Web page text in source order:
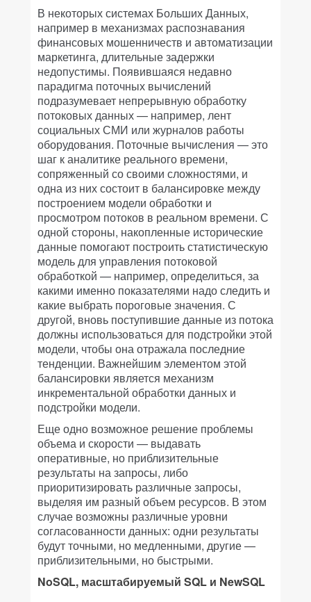
В некоторых системах Больших Данных,
например в механизмах распознавания
финансовых мошенничеств и автоматизации
маркетинга, длительные задержки
недопустимы. Появившаяся недавно
парадигма поточных вычислений
подразумевает непрерывную обработку
потоковых данных — например, лент
социальных СМИ или журналов работы
оборудования. Поточные вычисления — это
шаг к аналитике реального времени,
сопряженный со своими сложностями, и
одна из них состоит в балансировке между
построением модели обработки и
просмотром потоков в реальном времени. С
одной стороны, накопленные исторические
данные помогают построить статистическую
модель для управления потоковой
обработкой — например, определиться, за
какими именно показателями надо следить и
какие выбрать пороговые значения. С
другой, вновь поступившие данные из потока
должны использоваться для подстройки этой
модели, чтобы она отражала последние
тенденции. Важнейшим элементом этой
балансировки является механизм
инкрементальной обработки данных и
подстройки модели.
Еще одно возможное решение проблемы
объема и скорости — выдавать
оперативные, но приблизительные
результаты на запросы, либо
приоритизировать различные запросы,
выделяя им разный объем ресурсов. В этом
случае возможны различные уровни
согласованности данных: одни результаты
будут точными, но медленными, другие —
приблизительными, но быстрыми.
NoSQL, масштабируемый SQL и NewSQL